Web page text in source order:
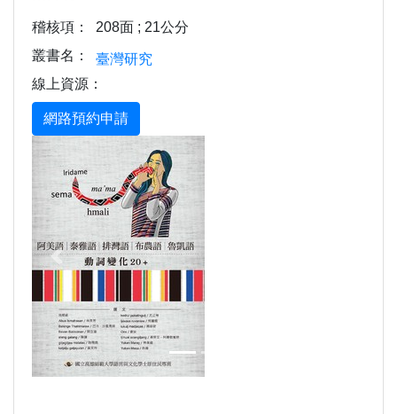
稽核項：
208面 ; 21公分
叢書名：
臺灣研究
線上資源：
Previous